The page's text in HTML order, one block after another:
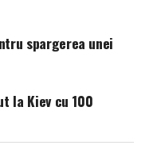
spargerea unei
la Kiev cu 100